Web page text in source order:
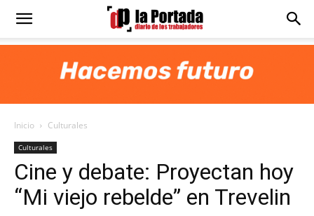
Diario
Portada
Inicio Culturales
Culturales
Cine y debate: Proyectan hoy
“Mi viejo rebelde” en Trevelin